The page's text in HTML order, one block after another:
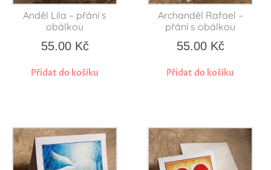
Anděl Lila – přání s
obálkou
55.00 Kč
Přidat do košíku
Archanděl Rafael –
přání s obálkou
55.00 Kč
Přidat do košíku